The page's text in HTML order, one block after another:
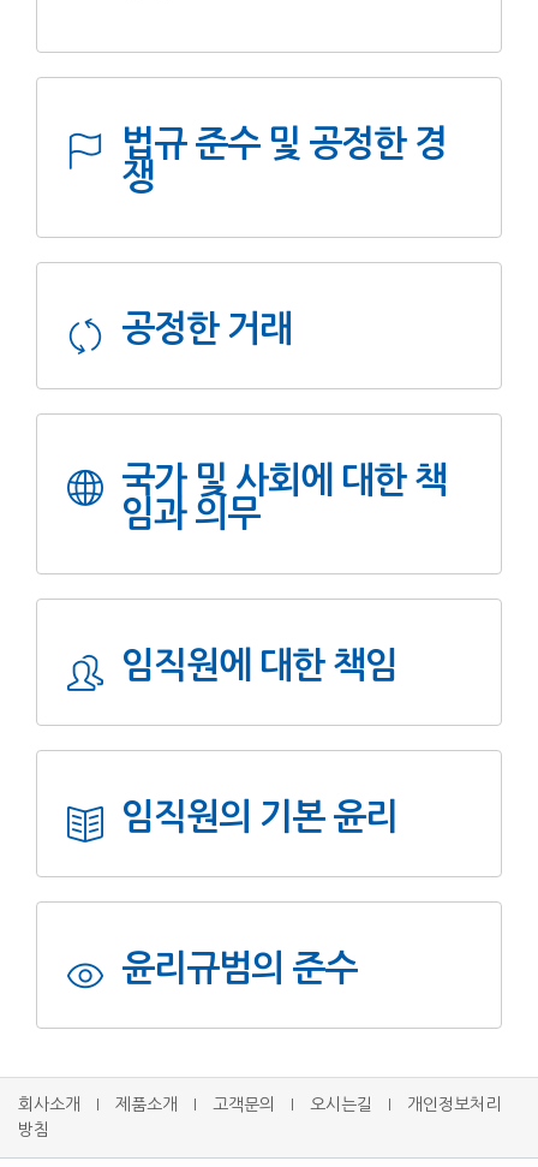
법규 준수 및 공정한 경
쟁
공정한 거래
국가 및 사회에 대한 책
임과 의무
임직원에 대한 책임
임직원의 기본 윤리
윤리규범의 준수
회사소개 제품소개 고객문의 오시는길
개인정보처리
방침